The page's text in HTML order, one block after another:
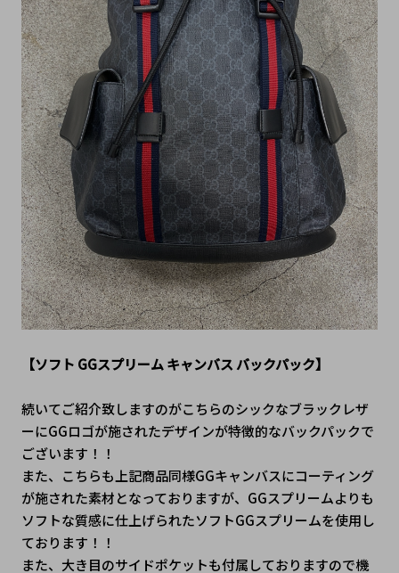
【ソフト GGスプリーム キャンバス バックパック】
続いてご紹介致しますのがこちらのシックなブラックレザ
ーにGGロゴが施されたデザインが特徴的なバックパックで
ございます！！
また、こちらも上記商品同様GGキャンバスにコーティング
が施された素材となっておりますが、GGスプリームよりも
ソフトな質感に仕上げられたソフトGGスプリームを使用し
ております！！
また、大き目のサイドポケットも付属しておりますので機